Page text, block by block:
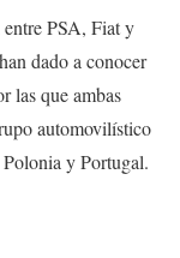
PSA, Fiat y
han dado a conocer
las que ambas
automovilístico
y Portugal.